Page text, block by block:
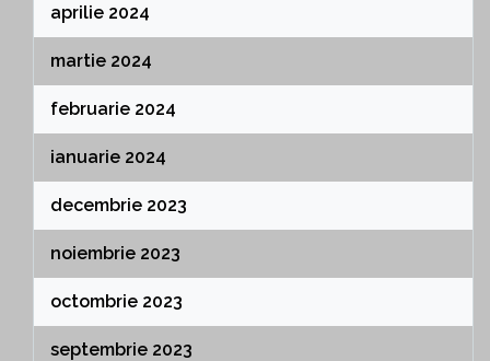
aprilie 2024
martie 2024
februarie 2024
ianuarie 2024
decembrie 2023
noiembrie 2023
octombrie 2023
septembrie 2023